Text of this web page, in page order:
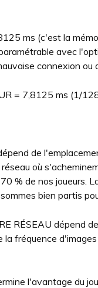
ms (c'est la
avec
connexion ou
= 7,8125 ms (1/
de
où
% de nos joueurs.
bien partis
RÉSEAU dépend
fréquence
l'avantage du